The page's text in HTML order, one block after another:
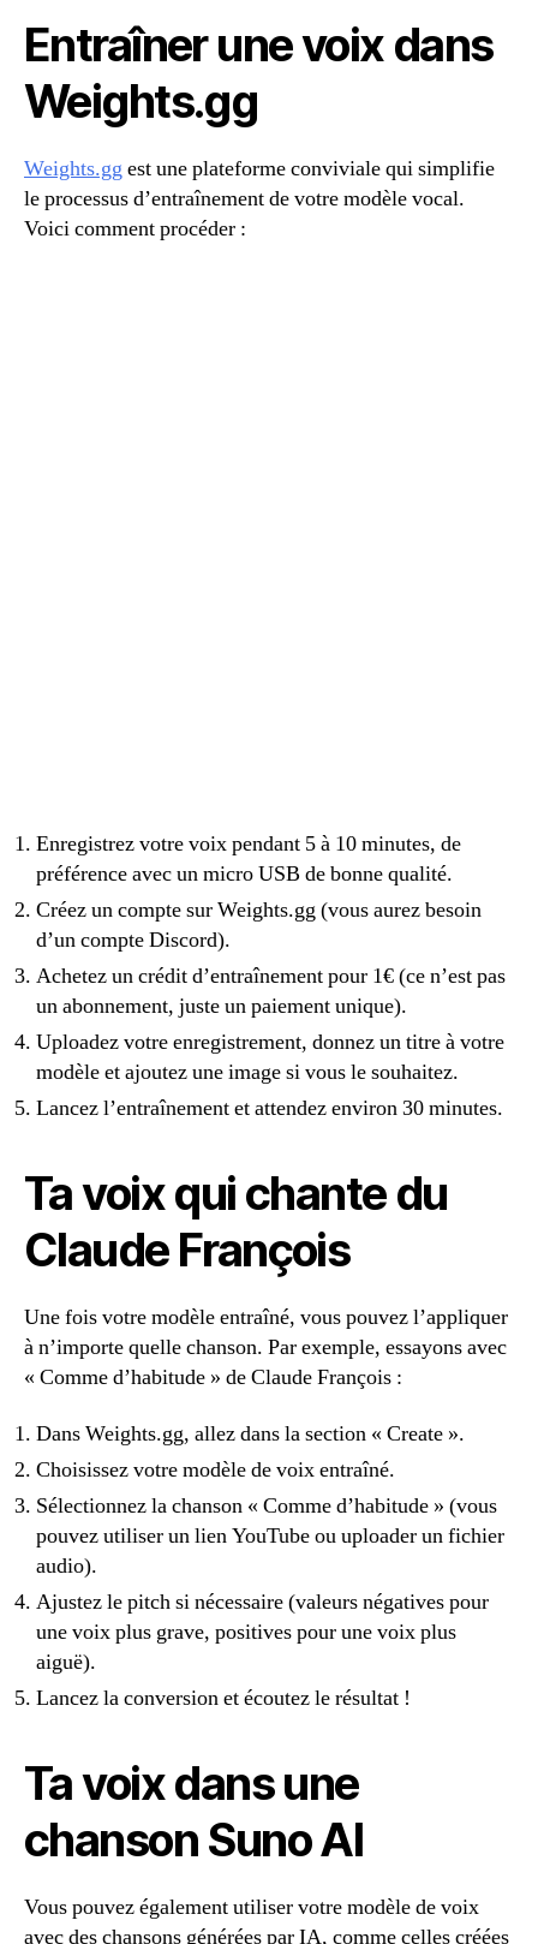
Entraîner une voix dans
Weights.gg
Weights.ggest une plateforme conviviale qui simplifie
le processus d’entraînement de votre modèle vocal.
Voici comment procéder :
Enregistrez votre voix pendant 5 à 10 minutes, de
préférence avec un micro USB de bonne qualité.
Créez un compte sur Weights.gg (vous aurez besoin
d’un compte Discord).
Achetez un crédit d’entraînement pour 1€ (ce n’est pas
un abonnement, juste un paiement unique).
Uploadez votre enregistrement, donnez un titre à votre
modèle et ajoutez une image si vous le souhaitez.
Lancez l’entraînement et attendez environ 30 minutes.
Ta voix qui chante du
Claude François
Une fois votre modèle entraîné, vous pouvez l’appliquer
à n’importe quelle chanson. Par exemple, essayons avec
« Comme d’habitude » de Claude François :
Dans Weights.gg, allez dans la section « Create ».
Choisissez votre modèle de voix entraîné.
Sélectionnez la chanson « Comme d’habitude » (vous
pouvez utiliser un lien YouTube ou uploader un fichier
audio).
Ajustez le pitch si nécessaire (valeurs négatives pour
une voix plus grave, positives pour une voix plus
aiguë).
Lancez la conversion et écoutez le résultat !
Ta voix dans une
chanson Suno AI
Vous pouvez également utiliser votre modèle de voix
avec des chansons générées par IA, comme celles créées